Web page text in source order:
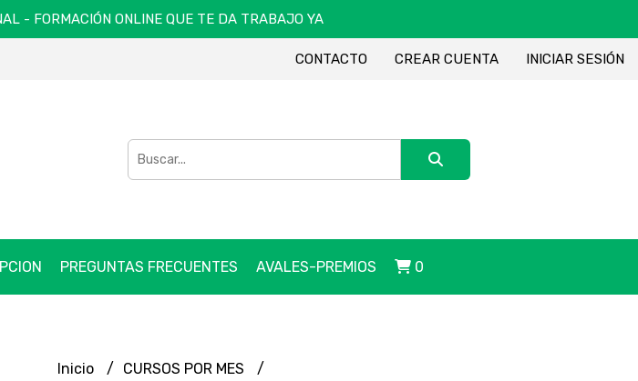
- FORMACIÓN ONLINE QUE TE DA TRABAJO YA
CONTACTO CREAR CUENTA INICIAR SESIÓN
PREGUNTAS FRECUENTES AVALES-PREMIOS 0
Inicio
CURSOS POR MES